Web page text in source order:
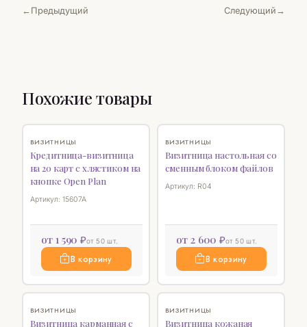
Предыдущий Следующий
Похожие товары
ВИЗИТНИЦЫ
Кредитница-визитница
на 20 карт с хлястиком на
кнопке Open Plan
Артикул: 15607A
от 1 590 ₽от 50 шт.
В корзину
SALE
ВИЗИТНИЦЫ
Визитница настольная со
сменным блоком файлов
Артикул: R04
от 2 600 ₽от 50 шт.
В корзину
ВИЗИТНИЦЫ
Визитница карманная с
SALE
ВИЗИТНИЦЫ
Визитница кожаная